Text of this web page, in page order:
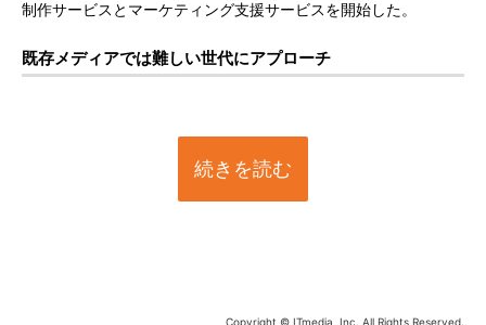
制作サービスとマーケティング支援サービスを開始した。
既存メディアでは難しい世代にアプローチ
続きを読む
Copyright © ITmedia, Inc. All Rights Reserved.